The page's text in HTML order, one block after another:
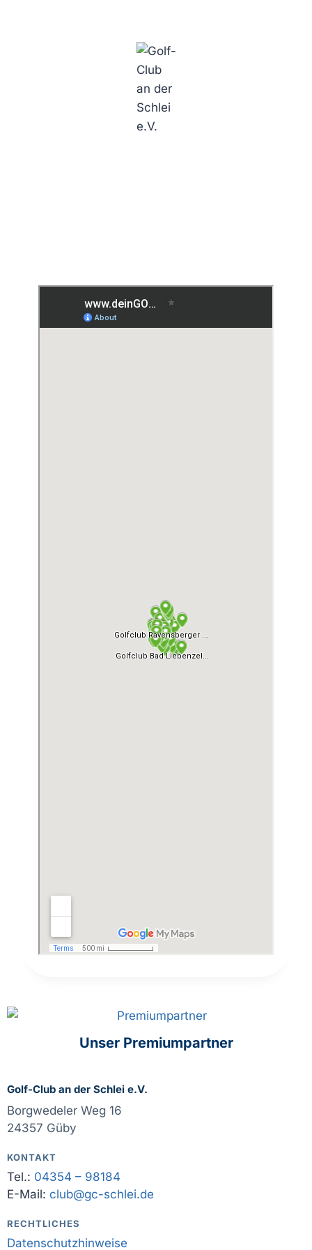
Unser Premiumpartner
Golf-Club an der Schlei e.V.
Borgwedeler Weg 16
24357 Güby
KONTAKT
Tel.: 04354 – 98184
E-Mail: club@gc-schlei.de
RECHTLICHES
Datenschutzhinweise